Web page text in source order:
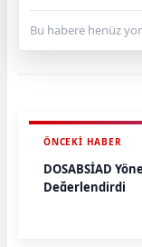
Bu habere henüz
ÖNCEKI HABER
DOSABSİAD
Değerlendirdi